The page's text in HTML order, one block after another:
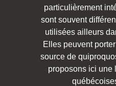
particulièrement
sont souvent
utilisées ailleurs
Elles peuvent
source de
proposons ici une